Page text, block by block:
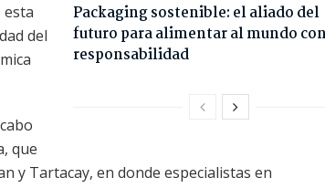
Packaging sostenible: el aliado del
futuro para alimentar al mundo
responsabilidad
esta
del
que
y Tartacay, en donde especialistas en